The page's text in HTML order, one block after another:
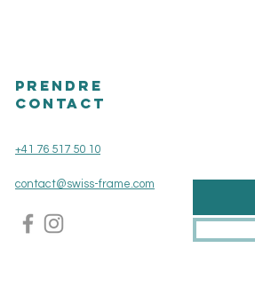
PRENDRE
CONTACT
+41 76 517 50 10
contact@swiss-frame.com